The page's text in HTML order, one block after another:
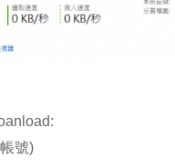
號)